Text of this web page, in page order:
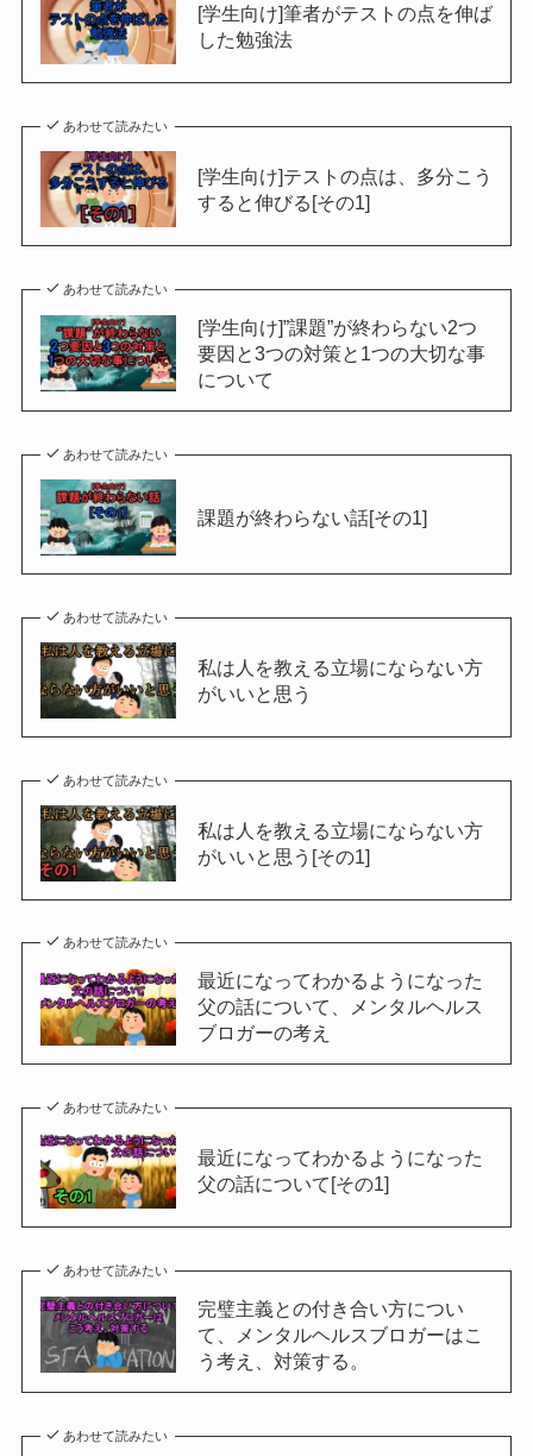
[学生向け]筆者がテストの点を伸ば
した勉強法
あわせて読みたい
[学生向け]テストの点は、多分こう
すると伸びる[その1]
あわせて読みたい
[学生向け]”課題”が終わらない2つ
要因と3つの対策と1つの大切な事
について
あわせて読みたい
課題が終わらない話[その1]
あわせて読みたい
私は人を教える立場にならない方
がいいと思う
あわせて読みたい
私は人を教える立場にならない方
がいいと思う[その1]
あわせて読みたい
最近になってわかるようになった
父の話について、メンタルヘルス
ブロガーの考え
あわせて読みたい
最近になってわかるようになった
父の話について[その1]
あわせて読みたい
完璧主義との付き合い方につい
て、メンタルヘルスブロガーはこ
う考え、対策する。
あわせて読みたい